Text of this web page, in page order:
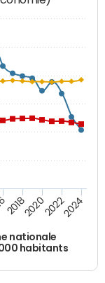
nationale
habitants
2018202020222024